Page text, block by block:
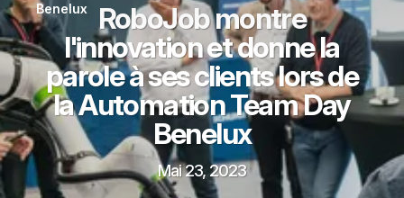
Benelux
RoboJob montre
l'innovation et donne la
parole à ses clients lors de
la Automation Team Day
Benelux
Mai 23, 2023